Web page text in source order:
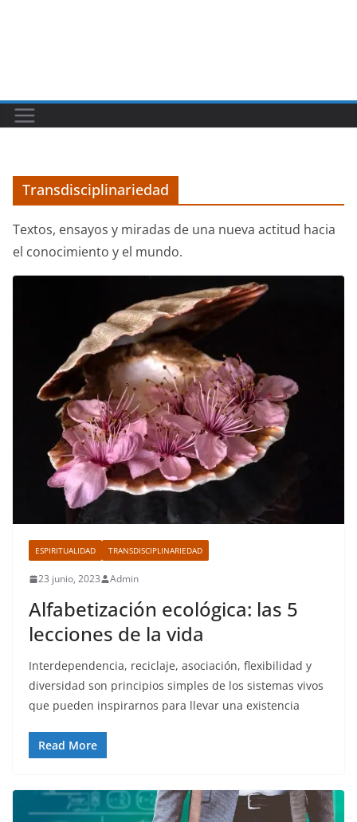
Transdisciplinariedad
Textos, ensayos y miradas de una nueva actitud hacia
el conocimiento y el mundo.
ESPIRITUALIDAD TRANSDISCIPLINARIEDAD
23 junio, 2023 Admin
Alfabetización ecológica: las 5
lecciones de la vida
Interdependencia, reciclaje, asociación, flexibilidad y
diversidad son principios simples de los sistemas vivos
que pueden inspirarnos para llevar una existencia
Read More